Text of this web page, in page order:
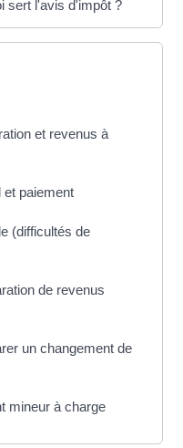
sert l'avis d'impôt ?
et revenus à
et paiement
(difficultés de
de revenus
un changement de
mineur à charge